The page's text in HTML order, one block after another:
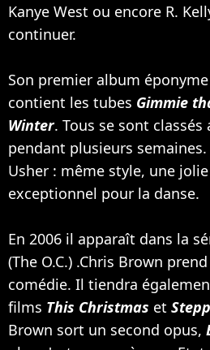
Kanye West ou encore R.
continuer.
Son premier album
contient les tubes Gimmie
Winter. Tous se sont
pendant plusieurs
Usher : même style, une
exceptionnel pour la danse.
En 2006 il apparaît dans la
(The O.C.) .Chris Brown
comédie. Il tiendra
films This Christmas et
Brown sort un second opus,